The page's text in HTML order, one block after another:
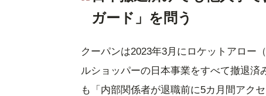
ガード」を問う
クーパンは2023年3月にロケットアロー
ルショッパーの日本事業をすべて撤退
も「内部関係者が退職前に5カ月間アク